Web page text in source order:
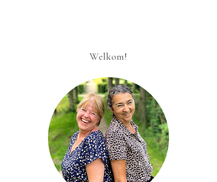
Welkom!